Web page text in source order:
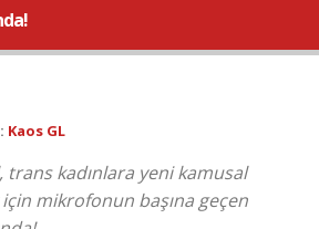
Kaos GL
trans kadınlara yeni kamusal
mikrofonun başına geçen